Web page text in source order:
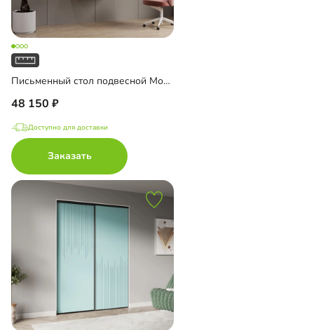
Письменный стол подвесной Мобаро-6
48 150
Доступно для доставки
Заказать